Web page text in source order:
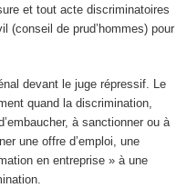
et tout acte discriminatoires
(conseil de prud’hommes) pour
devant le juge répressif. Le
quand la discrimination,
à sanctionner ou à
une offre d’emploi, une
en entreprise » à une